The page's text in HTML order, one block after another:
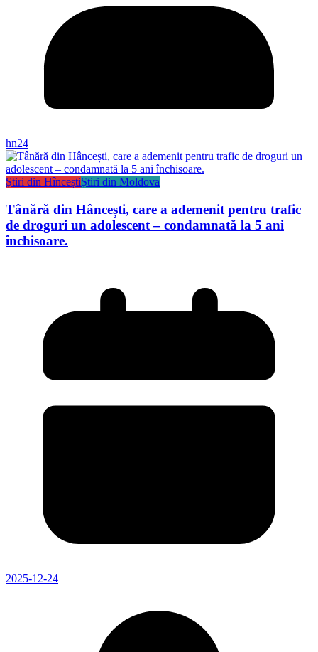
hn24
Știri din HînceștiȘtiri din Moldova
Tânără din Hâncești, care a ademenit pentru trafic
de droguri un adolescent – condamnată la 5 ani
închisoare.
2025-12-24